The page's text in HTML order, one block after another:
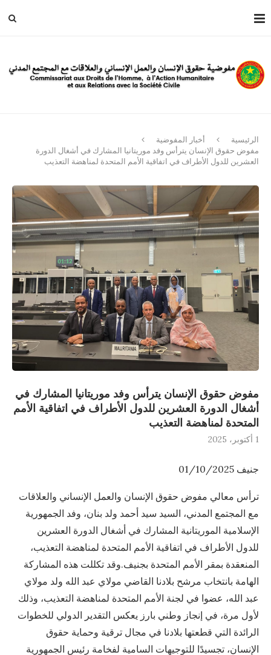
الرئيسية
أخبار المفوضية
مفوض حقوق الإنسان يترأس وفد موريتانيا المشارك في أشغال الدورة
العشرين للدول الأطراف في اتفاقية الأمم المتحدة لمناهضة التعذيب
مفوض حقوق الإنسان يترأس وفد موريتانيا المشارك في
أشغال الدورة العشرين للدول الأطراف في اتفاقية الأمم
المتحدة لمناهضة التعذيب
1 أكتوبر، 2025
جنيف 01/10/2025
ترأس معالي مفوض حقوق الإنسان والعمل الإنساني والعلاقات
مع المجتمع المدني، السيد سيد أحمد ولد بنان، وفد الجمهورية
الإسلامية الموريتانية المشارك في أشغال الدورة العشرين
للدول الأطراف في اتفاقية الأمم المتحدة لمناهضة التعذيب،
المنعقدة بمقر الأمم المتحدة بجنيف.وقد تكللت هذه المشاركة
الهامة بانتخاب مرشح بلادنا القاضي مولاي عبد الله ولد مولاي
عبد الله، عضوا في لجنة الأمم المتحدة لمناهضة التعذيب، وذلك
لأول مرة، في إنجاز وطني بارز يعكس التقدير الدولي للخطوات
الرائدة التي قطعتها بلادنا في مجال ترقية وحماية حقوق
الإنسان، تجسيدًا للتوجيهات السامية لفخامة رئيس الجمهورية